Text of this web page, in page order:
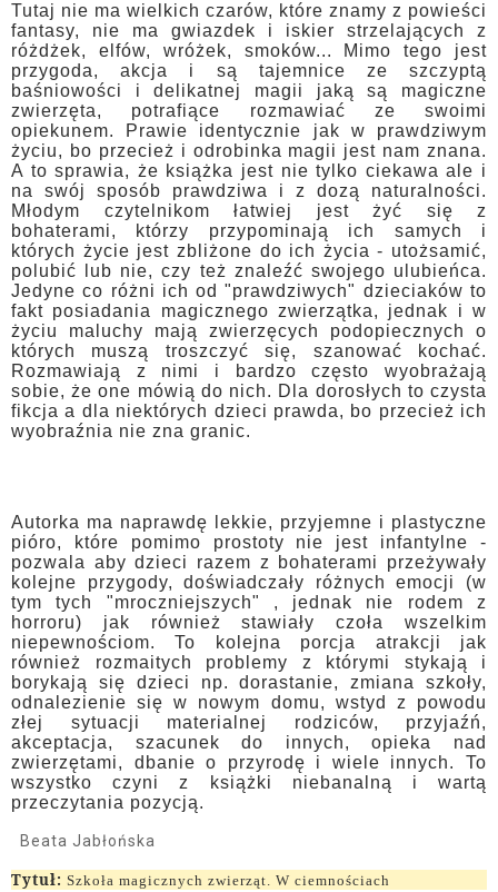
Tutaj nie ma wielkich czarów, które znamy z powieści
fantasy, nie ma gwiazdek i iskier strzelających z
różdżek, elfów, wróżek, smoków... Mimo tego jest
przygoda, akcja i są tajemnice ze szczyptą
baśniowości i delikatnej magii jaką są magiczne
zwierzęta, potrafiące rozmawiać ze swoimi
opiekunem. Prawie identycznie jak w prawdziwym
życiu, bo przecież i odrobinka magii jest nam znana.
A to sprawia, że książka jest nie tylko ciekawa ale i
na swój sposób prawdziwa i z dozą naturalności.
Młodym czytelnikom łatwiej jest żyć się z
bohaterami, którzy przypominają ich samych i
których życie jest zbliżone do ich życia - utożsamić,
polubić lub nie, czy też znaleźć swojego ulubieńca.
Jedyne co różni ich od "prawdziwych" dzieciaków to
fakt posiadania magicznego zwierzątka, jednak i w
życiu maluchy mają zwierzęcych podopiecznych o
których muszą troszczyć się, szanować kochać.
Rozmawiają z nimi i bardzo często wyobrażają
sobie, że one mówią do nich. Dla dorosłych to czysta
fikcja a dla niektórych dzieci prawda, bo przecież ich
wyobraźnia nie zna granic.
Autorka ma naprawdę lekkie, przyjemne i plastyczne
pióro, które pomimo prostoty nie jest infantylne -
pozwala aby dzieci razem z bohaterami przeżywały
kolejne przygody, doświadczały różnych emocji (w
tym tych "mroczniejszych" , jednak nie rodem z
horroru) jak również stawiały czoła wszelkim
niepewnościom. To kolejna porcja atrakcji jak
również rozmaitych problemy z którymi stykają i
borykają się dzieci np. dorastanie, zmiana szkoły,
odnalezienie się w nowym domu, wstyd z powodu
złej sytuacji materialnej rodziców, przyjaźń,
akceptacja, szacunek do innych, opieka nad
zwierzętami, dbanie o przyrodę i wiele innych. To
wszystko czyni z książki niebanalną i wartą
przeczytania pozycją.
Beata Jabłońska
Tytuł: Szkoła magicznych zwierząt. W ciemnościach